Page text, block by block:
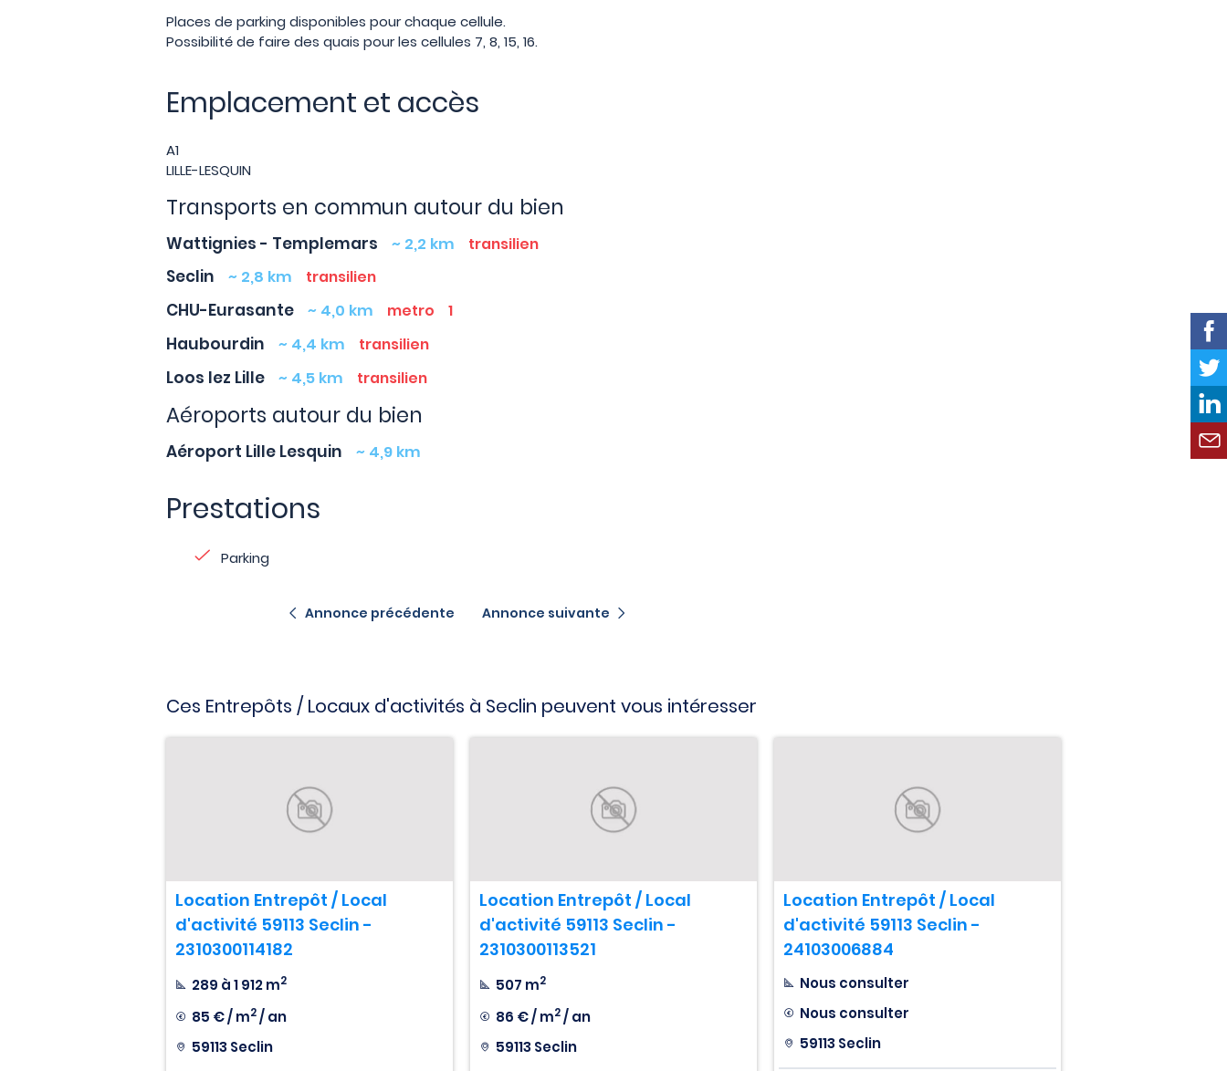
Places de parking disponibles pour chaque cellule.
Possibilité de faire des quais pour les cellules 7, 8, 15, 16.
Emplacement et accès
A1
LILLE-LESQUIN
Transports en commun autour du bien
Wattignies - Templemars ~ 2,2 km transilien
Seclin ~ 2,8 km transilien
CHU-Eurasante ~ 4,0 km metro 1
Haubourdin ~ 4,4 km transilien
Loos lez Lille ~ 4,5 km transilien
Aéroports autour du bien
Aéroport Lille Lesquin ~ 4,9 km
Prestations
Parking
Annonce précédente Annonce suivante
Ces Entrepôts / Locaux d'activités à Seclin peuvent vous intéresser
Location Entrepôt / Local
d'activité 59113 Seclin -
2310300114182
289 à 1 912 m2
85 € / m2/ an
59113 Seclin
Location Entrepôt / Local
d'activité 59113 Seclin -
2310300113521
507 m2
86 € / m2/ an
59113 Seclin
Location Entrepôt / Local
d'activité 59113 Seclin -
24103006884
Nous consulter
Nous consulter
59113 Seclin